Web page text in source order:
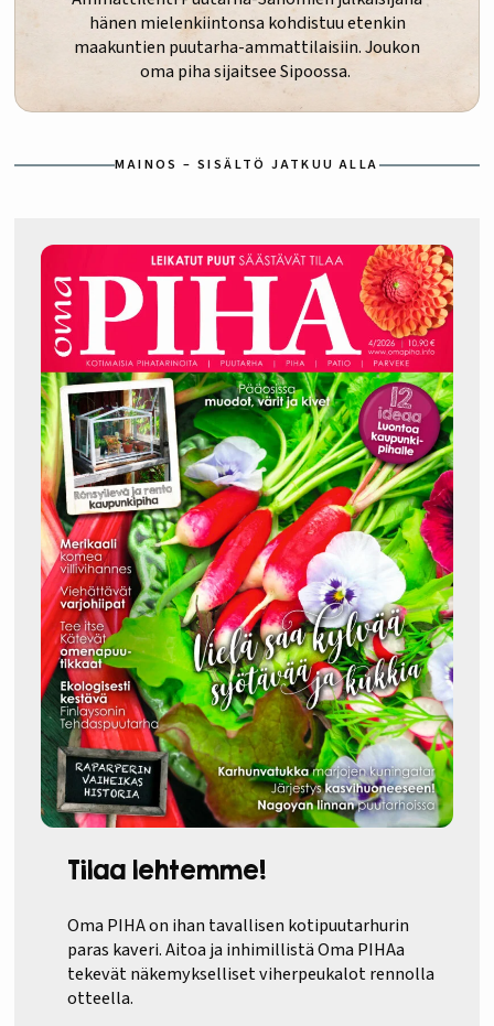
hänen mielenkiintonsa kohdistuu etenkin
maakuntien puutarha-ammattilaisiin. Joukon
oma piha sijaitsee Sipoossa.
MAINOS – SISÄLTÖ JATKUU ALLA
Tilaa lehtemme!
Oma PIHA on ihan tavallisen kotipuutarhurin
paras kaveri. Aitoa ja inhimillistä Oma PIHAa
tekevät näkemykselliset viherpeukalot rennolla
otteella.